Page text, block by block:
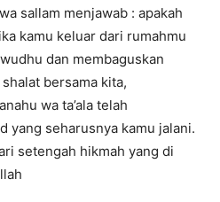
sallam menjawab : apakah
kamu keluar dari rumahmu
dan membaguskan
bersama kita,
wa ta’ala telah
yang seharusnya kamu jalani.
setengah hikmah yang di